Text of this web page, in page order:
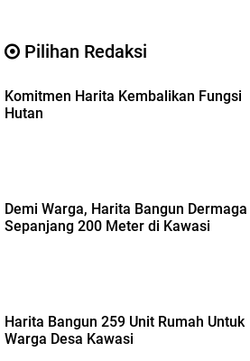
Pilihan Redaksi
Komitmen Harita Kembalikan Fungsi
Hutan
Demi Warga, Harita Bangun Dermaga
Sepanjang 200 Meter di Kawasi
Harita Bangun 259 Unit Rumah Untuk
Warga Desa Kawasi